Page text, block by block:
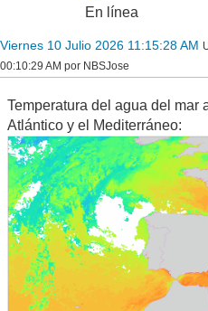
En línea
Viernes 10 Julio 2026 11:15:28 AM
00:10:29 AM por NBSJose
Temperatura del agua del mar
Atlántico y el Mediterráneo: